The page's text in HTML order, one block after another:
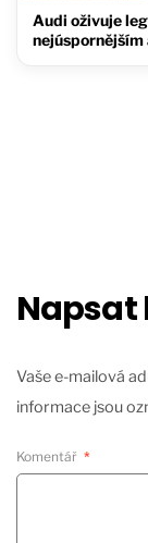
Audi oživuje
nejúspornějším
Vaše e-mailová
informace jsou
Komentář *